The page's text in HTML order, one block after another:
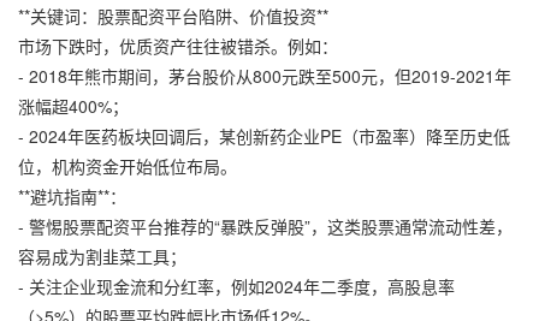
**关键词：股票配资平台陷阱、价值投资**
市场下跌时，优质资产往往被错杀。例如：
- 2018年熊市期间，茅台股价从800元跌至500元，但2019-2021年
涨幅超400%；
- 2024年医药板块回调后，某创新药企业PE（市盈率）降至历史低
位，机构资金开始低位布局。
**避坑指南**：
- 警惕股票配资平台推荐的“暴跌反弹股”，这类股票通常流动性差，
容易成为割韭菜工具；
- 关注企业现金流和分红率，例如2024年二季度，高股息率